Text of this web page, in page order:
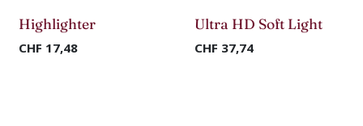
Highlighter
CHF 17,48
Ultra HD Soft Light
CHF 37,74